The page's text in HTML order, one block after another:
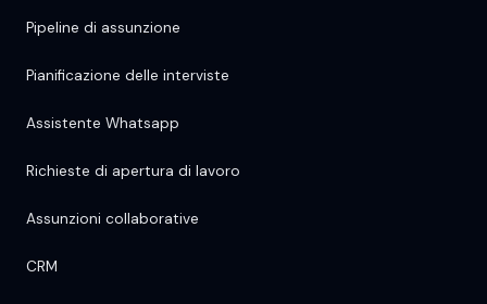
Pipeline di assunzione
Pianificazione delle interviste
Assistente Whatsapp
Richieste di apertura di lavoro
Assunzioni collaborative
CRM